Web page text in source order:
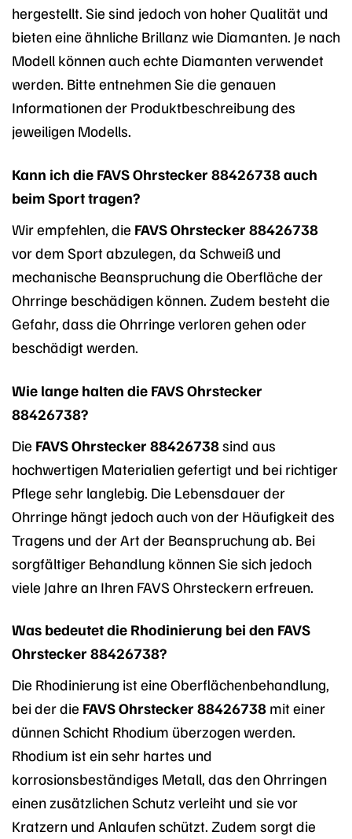
hergestellt. Sie sind jedoch von hoher Qualität und
bieten eine ähnliche Brillanz wie Diamanten. Je nach
Modell können auch echte Diamanten verwendet
werden. Bitte entnehmen Sie die genauen
Informationen der Produktbeschreibung des
jeweiligen Modells.
Kann ich die FAVS Ohrstecker 88426738 auch
beim Sport tragen?
Wir empfehlen, die FAVS Ohrstecker 88426738
vor dem Sport abzulegen, da Schweiß und
mechanische Beanspruchung die Oberfläche der
Ohrringe beschädigen können. Zudem besteht die
Gefahr, dass die Ohrringe verloren gehen oder
beschädigt werden.
Wie lange halten die FAVS Ohrstecker
88426738?
Die FAVS Ohrstecker 88426738sind aus
hochwertigen Materialien gefertigt und bei richtiger
Pflege sehr langlebig. Die Lebensdauer der
Ohrringe hängt jedoch auch von der Häufigkeit des
Tragens und der Art der Beanspruchung ab. Bei
sorgfältiger Behandlung können Sie sich jedoch
viele Jahre an Ihren FAVS Ohrsteckern erfreuen.
Was bedeutet die Rhodinierung bei den FAVS
Ohrstecker 88426738?
Die Rhodinierung ist eine Oberflächenbehandlung,
bei der die FAVS Ohrstecker 88426738 mit einer
dünnen Schicht Rhodium überzogen werden.
Rhodium ist ein sehr hartes und
korrosionsbeständiges Metall, das den Ohrringen
einen zusätzlichen Schutz verleiht und sie vor
Kratzern und Anlaufen schützt. Zudem sorgt die